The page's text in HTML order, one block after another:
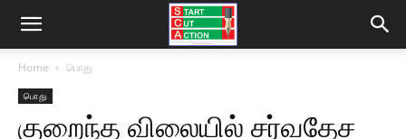
Home பொது
பொது
குறைந்த விலையில் சர்வதேச